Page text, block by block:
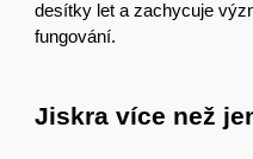
desítky let a zachycuje
fungování.
Jiskra více než